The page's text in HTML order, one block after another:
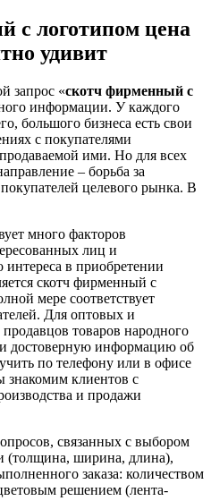
с логотипом цена
удивит
запрос «скотч фирменный с
информации. У каждого
большого бизнеса есть свои
с покупателями
ими. Но для всех
– борьба за
целевого рынка. В
много факторов
лиц и
в приобретении
скотч фирменный с
мере соответствует
Для оптовых и
товаров народного
достоверную информацию об
по телефону или в офисе
клиентов с
и продажи
связанных с выбором
(толщина, ширина, длина),
заказа: количеством
решением (лента-